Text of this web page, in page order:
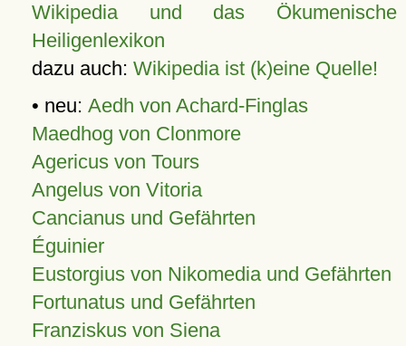
Wikipedia und das Ökumenische
Heiligenlexikon
dazu auch: Wikipedia ist (k)eine Quelle!
• neu: Aedh von Achard-Finglas
Maedhog von Clonmore
Agericus von Tours
Angelus von Vitoria
Cancianus und Gefährten
Éguinier
Eustorgius von Nikomedia und Gefährten
Fortunatus und Gefährten
Franziskus von Siena